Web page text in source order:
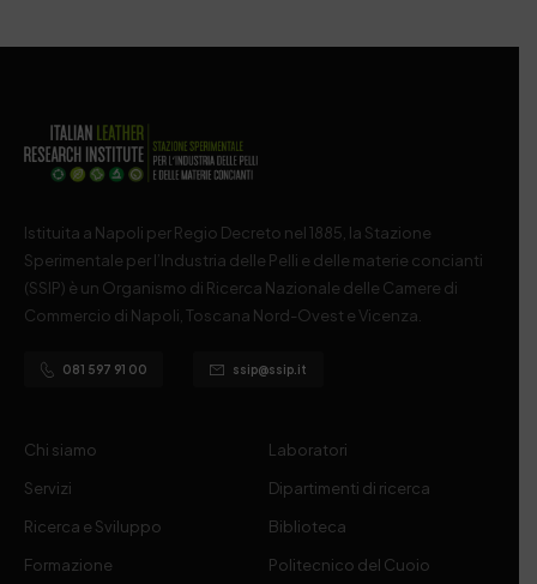
Istituita a Napoli per Regio Decreto nel 1885, la Stazione
Sperimentale per l’Industria delle Pelli e delle materie concianti
(SSIP) è un Organismo di Ricerca Nazionale delle Camere di
Commercio di Napoli, Toscana Nord-Ovest e Vicenza.
081 597 91 00 ssip@ssip.it
Chi siamo
Servizi
Ricerca e Sviluppo
Formazione
Laboratori
Dipartimenti di ricerca
Biblioteca
Politecnico del Cuoio